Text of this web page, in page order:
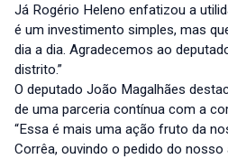
Já Rogério Heleno enfatizou a
é um investimento simples, mas
dia a dia. Agradecemos ao
distrito.”
O deputado João Magalhães
de uma parceria contínua com a
“Essa é mais uma ação fruto da
Corrêa, ouvindo o pedido do nosso